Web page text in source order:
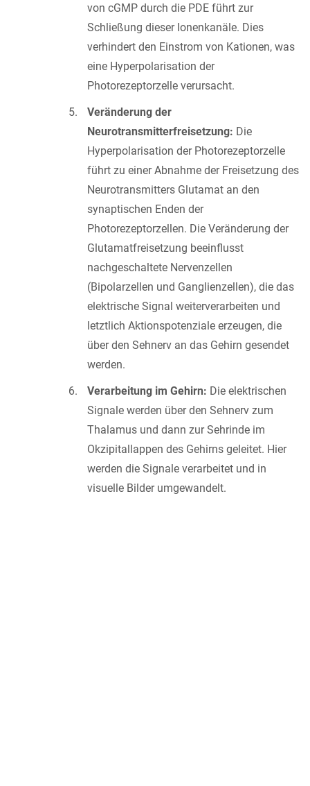
von cGMP durch die PDE führt zur
Schließung dieser Ionenkanäle. Dies
verhindert den Einstrom von Kationen, was
eine Hyperpolarisation der
Photorezeptorzelle verursacht.
Veränderung der
Neurotransmitterfreisetzung: Die
Hyperpolarisation der Photorezeptorzelle
führt zu einer Abnahme der Freisetzung des
Neurotransmitters Glutamat an den
synaptischen Enden der
Photorezeptorzellen. Die Veränderung der
Glutamatfreisetzung beeinflusst
nachgeschaltete Nervenzellen
(Bipolarzellen und Ganglienzellen), die das
elektrische Signal weiterverarbeiten und
letztlich Aktionspotenziale erzeugen, die
über den Sehnerv an das Gehirn gesendet
werden.
Verarbeitung im Gehirn: Die elektrischen
Signale werden über den Sehnerv zum
Thalamus und dann zur Sehrinde im
Okzipitallappen des Gehirns geleitet. Hier
werden die Signale verarbeitet und in
visuelle Bilder umgewandelt.